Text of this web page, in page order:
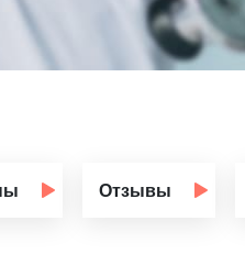
Отзывы